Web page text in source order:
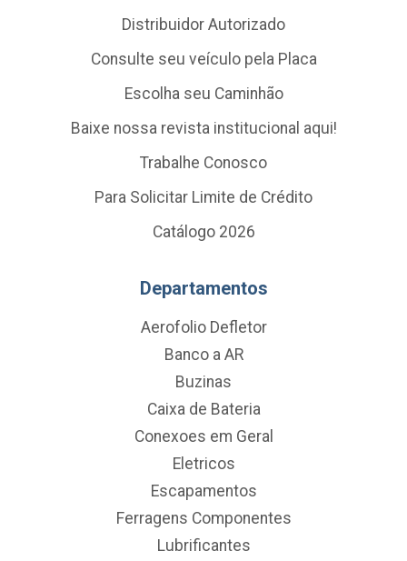
Distribuidor Autorizado
Consulte seu veículo pela Placa
Escolha seu Caminhão
Baixe nossa revista institucional aqui!
Trabalhe Conosco
Para Solicitar Limite de Crédito
Catálogo 2026
Departamentos
Aerofolio Defletor
Banco a AR
Buzinas
Caixa de Bateria
Conexoes em Geral
Eletricos
Escapamentos
Ferragens Componentes
Lubrificantes